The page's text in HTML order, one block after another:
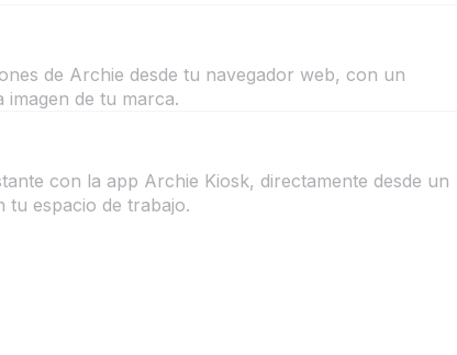
de Archie desde tu navegador web, con un
imagen de tu marca.
con la app Archie Kiosk, directamente desde un
tu espacio de trabajo.